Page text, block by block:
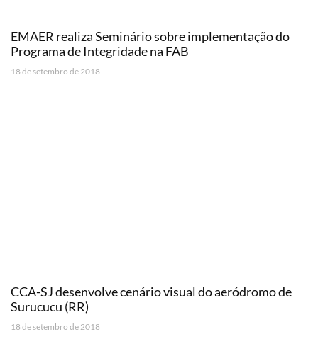
EMAER realiza Seminário sobre implementação do
Programa de Integridade na FAB
18 de setembro de 2018
CCA-SJ desenvolve cenário visual do aeródromo de
Surucucu (RR)
18 de setembro de 2018